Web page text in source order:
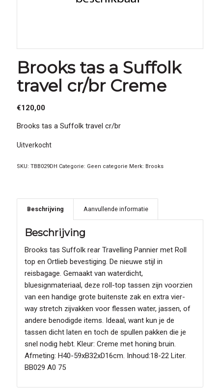
Brooks tas a Suffolk
travel cr/br Creme
€120,00
Brooks tas a Suffolk travel cr/br
Uitverkocht
SKU: TBB029DH Categorie: Geen categorie Merk: Brooks
Beschrijving Aanvullende informatie
Beschrijving
Brooks tas Suffolk rear Travelling Pannier met Roll
top en Ortlieb bevestiging. De nieuwe stijl in
reisbagage. Gemaakt van waterdicht,
bluesignmateriaal, deze roll-top tassen zijn voorzien
van een handige grote buitenste zak en extra vier-
way stretch zijvakken voor flessen water, jassen, of
andere benodigde items. Ideaal, want kun je de
tassen dicht laten en toch de spullen pakken die je
snel nodig hebt. Kleur: Creme met honing bruin.
Afmeting: H40-59xB32xD16cm. Inhoud:18-22 Liter.
BB029 A0 75